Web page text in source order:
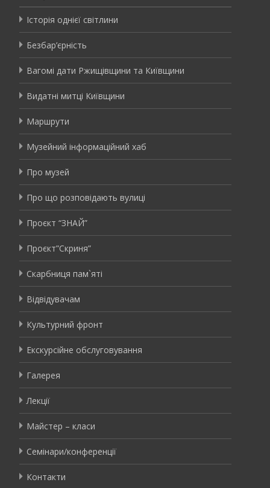
Історія однієї світлини
Безбар’єрність
Вагомі дати Ржищівщини та Київщини
Видатні митці Київщини
Маршрути
Музейний інформаційний хаб
Про музей
Про що розповідають вулиці
Проєкт “ЗНАЙ”
Проєкт”Скриня”
Скарбниця пам`яті
Відвідувачам
Культурний фронт
Екскурсійне обслуговування
Галерея
Лекції
Майстер – класи
Семінари/конференції
Контакти